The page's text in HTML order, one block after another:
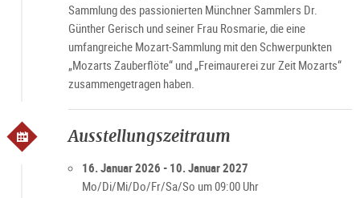
Sammlung des passionierten Münchner Sammlers Dr.
Günther Gerisch und seiner Frau Rosmarie, die eine
umfangreiche Mozart-Sammlung mit den Schwerpunkten
„Mozarts Zauberflöte“ und „Freimaurerei zur Zeit Mozarts“
zusammengetragen haben.
Ausstellungszeitraum
16. Januar 2026 - 10. Januar 2027
Mo/Di/Mi/Do/Fr/Sa/So um 09:00 Uhr